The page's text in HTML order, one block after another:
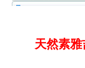
天然素